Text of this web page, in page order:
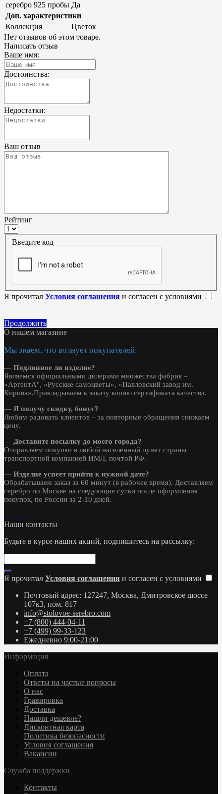
серебро 925 пробы Да
Доп. характеристики
Коллекция
Цветок
Нет отзывов об этом товаре.
Написать отзыв
Ваше имя:
Достоинства:
Недостатки:
Ваш отзыв
Рейтинг
Введите код
Я прочитал Условия соглашения и согласен с условиями
Продолжить
О нашем магазине
Мы знаем, что волнует покупателей:
— Подлинное ли изделие?
Являемся официальными дилерами множества фабрик –
«АргентА", «Русские самоцветы», «Павловский завод им.
Кирова».Прикладываем к заказу копию сертификата качества.
— Я получу скидку, бонус?
Любим радовать клиентов – за повторные обращения снижаем
цену.
— Доставите посылку до моего города?
Отправляем покупки в любой населенный пункт страны
транспортной компанией ИМЛ, почтой РФ.
— Изделие успеет прийти к нужной дате?
Обрабатываем заказ за 60 минут (в рабочее время). Доставляем
серебро по Москве на следующие сутки после оформления
покупок, по России за 2-10 дней.
Наши контакты
Будьте в курсе наших акций, подпишитесь на рассылку:
Я прочитал Условия соглашения и согласен с условиями
Почтовый адрес: 127247, Москва, Дмитровское шоссе
107к3, пом. 817
info@stolovoe-serebro.com
+7 (800) 444-04-11
+7 (499) 99-33-123
Ежедневно 9:00-21:00
Информация
Оплата
Ответы на частые вопросы
О нас
Гравировка
Доставка
Нашли дешевле?
Дисконтная карта
Политика безопасности
Условия соглашения
Вакансии
Служба поддержки
Контакты